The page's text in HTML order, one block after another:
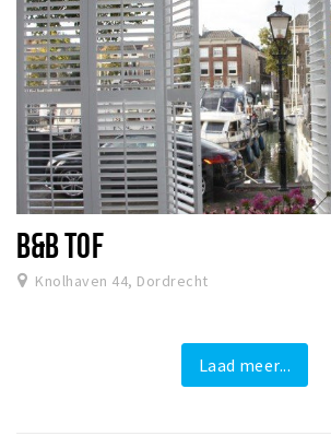
B&B TOF
Knolhaven 44, Dordrecht
Laad meer...